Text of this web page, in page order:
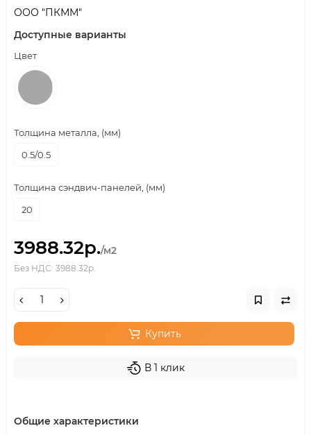
ООО "ПКММ"
Доступные варианты
Цвет
Толщина металла, (мм)
0.5/0.5
Толщина сэндвич-панелей, (мм)
20
3988.32р./м2
Без НДС: 3988.32р.
Купить
В 1 клик
Общие характеристики